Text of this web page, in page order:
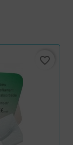
favorite_border